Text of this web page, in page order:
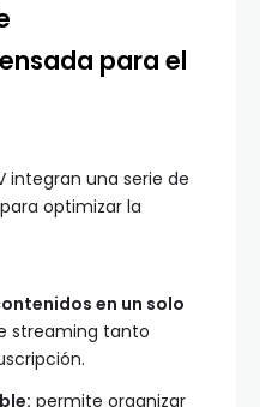
para el
integran una serie de
optimizar la
en un solo
streaming tanto
permite organizar